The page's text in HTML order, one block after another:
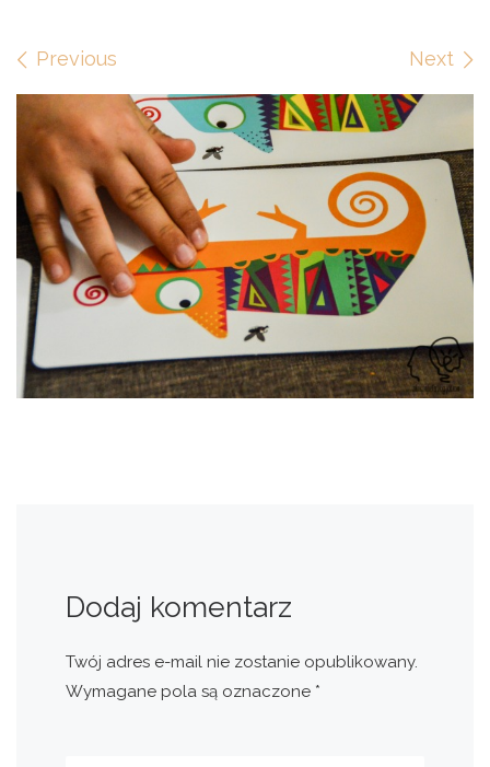
Images navigation
Previous Next
Dodaj komentarz
Twój adres e-mail nie zostanie opublikowany.
Wymagane pola są oznaczone *